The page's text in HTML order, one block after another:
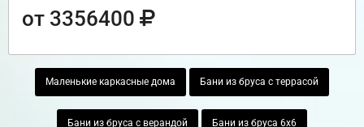
от 3356400
Маленькие каркасные дома Бани из бруса с террасой
Бани из бруса с верандой Бани из бруса 6х6